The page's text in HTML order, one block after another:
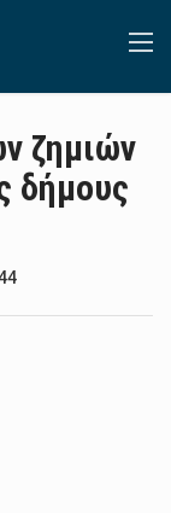
ζημιών
δήμους